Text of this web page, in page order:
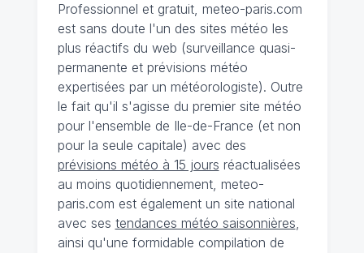
Professionnel et gratuit, meteo-paris.com
est sans doute l'un des sites météo les
plus réactifs du web (surveillance quasi-
permanente et prévisions météo
expertisées par un météorologiste). Outre
le fait qu'il s'agisse du premier site météo
pour l'ensemble de Ile-de-France (et non
pour la seule capitale) avec des
prévisions météo à 15 jours réactualisées
au moins quotidiennement, meteo-
paris.com est également un site national
avec ses tendances météo saisonnières,
ainsi qu'une formidable compilation de